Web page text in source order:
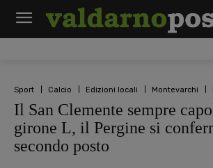
Sport Calcio Edizioni locali Montevarchi
Il San Clemente sempre
girone L, il Pergine si
secondo posto